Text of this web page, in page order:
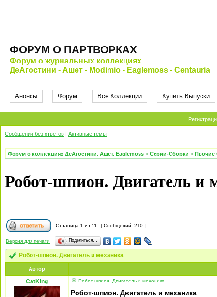
ФОРУМ О ПАРТВОРКАХ
Форум о журнальных коллекциях
ДеАгостини - Ашет - Modimio - Eaglemoss - Centauria
Анонсы Форум Все Коллекции Купить Выпуски
Сообщения без ответов | Активные темы
Форум о коллекциях ДеАгостини, Ашет, Eaglemoss » Серии-Сборки » Прочие
Робот-шпион. Двигатель и
Страница 1 из 11 [ Сообщений: 210 ]
Версия для печати Поделиться…
Робот-шпион. Двигатель и механика
Автор
CatKing Робот-шпион. Двигатель и механика
Робот-шпион. Двигатель и механика